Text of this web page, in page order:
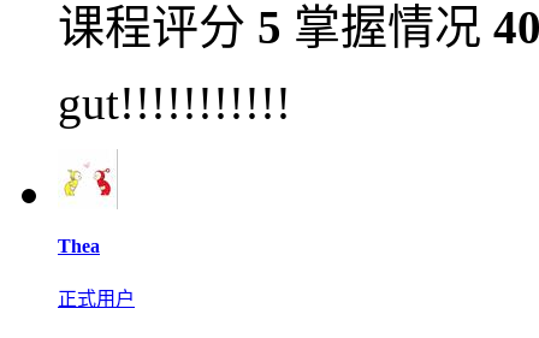
课程评分 5 掌握情况
gut!!!!!!!!!!!
Thea
正式用户